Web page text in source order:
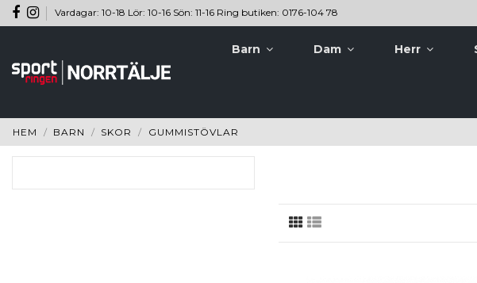
Vardagar: 10-18 Lör: 10-16 Sön: 11-16 Ring butiken: 0176-104 78
Barn Dam Herr
HEM BARN SKOR GUMMISTÖVLAR